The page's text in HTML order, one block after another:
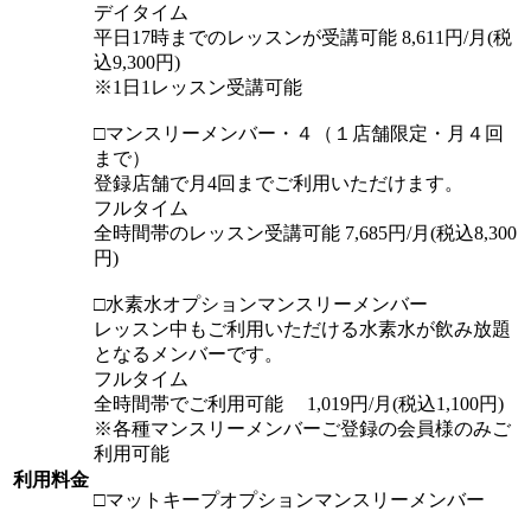
利用料金
デイタイム
平日17時までのレッスンが受講可能 8,611円/月(税
込9,300円)
※1日1レッスン受講可能
□マンスリーメンバー・４（１店舗限定・月４回
まで）
登録店舗で月4回までご利用いただけます。
フルタイム
全時間帯のレッスン受講可能 7,685円/月(税込8,300
円)
□水素水オプションマンスリーメンバー
レッスン中もご利用いただける水素水が飲み放題
となるメンバーです。
フルタイム
全時間帯でご利用可能 1,019円/月(税込1,100円)
※各種マンスリーメンバーご登録の会員様のみご
利用可能
□マットキープオプションマンスリーメンバー